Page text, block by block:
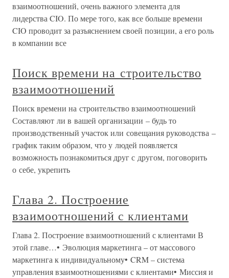
взаимоотношений, очень важного элемента для
лидерства CIO. По мере того, как все больше времени
CIO проводит за разъяснением своей позиции, а его роль
в компании все
Поиск времени на строительство
взаимоотношений
Поиск времени на строительство взаимоотношений
Составляют ли в вашей организации – будь то
производственный участок или совещания руководства –
график таким образом, что у людей появляется
возможность познакомиться друг с другом, поговорить
о себе, укрепить
Глава 2. Построение
взаимоотношений с клиентами
Глава 2. Построение взаимоотношений с клиентами В
этой главе…• Эволюция маркетинга – от массового
маркетинга к индивидуальному• CRM – система
управления взаимоотношениями с клиентами• Миссия и